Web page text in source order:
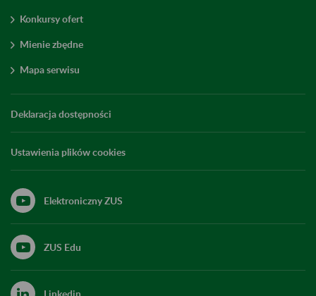
Konkursy ofert
Mienie zbędne
Mapa serwisu
Deklaracja dostępności
Ustawienia plików cookies
Elektroniczny ZUS
ZUS Edu
Linkedin